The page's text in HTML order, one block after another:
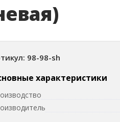
98-98-sh
характеристики